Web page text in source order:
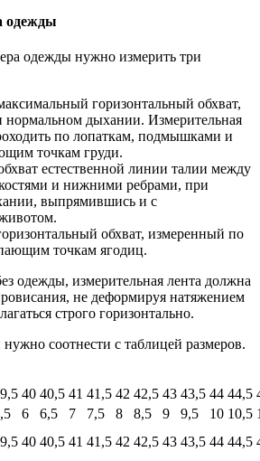
одежды
одежды нужно измерить три
горизонтальный обхват,
дыхании. Измерительная
по лопаткам, подмышками и
точкам груди.
естественной линии талии между
и нижними ребрами, при
выпрямившись и с
обхват, измеренный по
точкам ягодиц.
одежды, измерительная лента должна
не деформируя натяжением
строго горизонтально.
соотнести с таблицей размеров.
40 40,5 41 41,5 42 42,5 43 43,5 44 44,5
6 6,5 7 7,5 8 8,5 9 9,5 10 10,5
40 40,5 41 41,5 42 42,5 43 43,5 44 44,5